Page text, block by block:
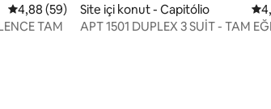
5 üzerinden ortalama 4,88 puan, 59
4,88 (59)
TAM
Site içi konut - Capitólio 5
APT 1501 DUPLEX 3 SUİT - TAM